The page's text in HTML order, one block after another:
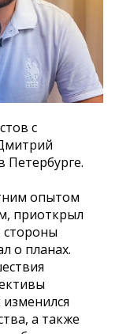
с
Петербурге.
опытом
приоткрыл
стороны
о планах.
а также